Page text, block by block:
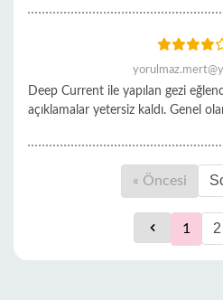
Deep Current ile yapılan gezi
açıklamalar yetersiz kaldı. Genel
« Öncesi
1 2